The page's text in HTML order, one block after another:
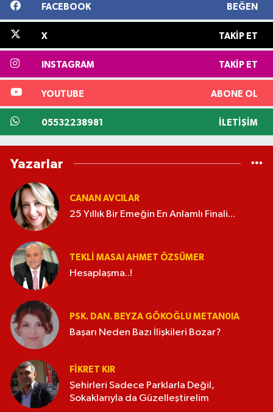
FACEBOOK BEĞEN
X TAKIP ET
INSTAGRAM TAKIP ET
YOUTUBE ABONE OL
05532238981 İLETIŞIM
Yazarlar
CANAN AVCILAR
25 Yıllık Bir Emeğin En Anlamlı Finali...
TEKLI MASA! AHMET ÖZSÜMER
Hesaplaşma..!
PSK. DAN. BEYZA GÖKOĞLU METAN0IA
Başarı Neden Bazı İlişkileri Bozar?
FIKRET KIR
Şehirleri Sadece Parklarla Değil,
Sokaklarıyla da Güzelleştirelim